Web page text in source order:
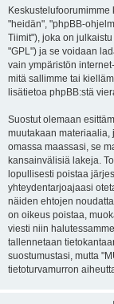
"heidän", "phpBB-
Tiimit"), joka on julkaistu
"GPL") ja se voidaan
vain ympäristön
mitä sallimme tai
lisätietoa phpBB:stä
Suostut olemaan
muutakaan materiaalia,
omassa maassasi, se
kansainvälisiä lakeja.
lopullisesti poistaa
yhteydentarjoajaasi
näiden ehtojen
on oikeus poistaa,
viesti niin
tallennetaan
suostumustasi, mutta
tietoturvamurron